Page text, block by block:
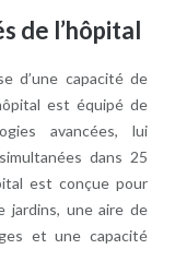
de l’hôpital
d’une capacité de
est équipé de
avancées, lui
dans 25
est conçue pour
jardins, une aire de
et une capacité